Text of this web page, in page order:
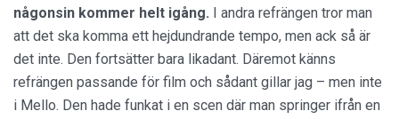
någonsin kommer helt igång. I andra refrängen tror man
att det ska komma ett hejdundrande tempo, men ack så är
det inte. Den fortsätter bara likadant. Däremot känns
refrängen passande för film och sådant gillar jag – men inte
i Mello. Den hade funkat i en scen där man springer ifrån en